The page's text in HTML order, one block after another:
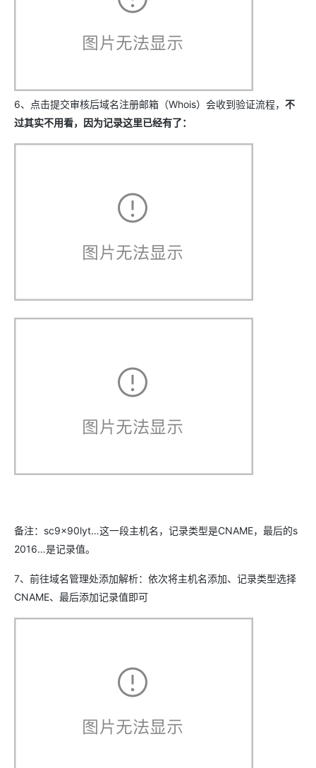
6、点击提交审核后域名注册邮箱（Whois）会收到验证流程， 不
过其实不用看，因为记录这里已经有了：
备注：sc9x90lyt…这一段主机名，记录类型是CNAME，最后的s
2016…是记录值。
7、前往域名管理处添加解析：依次将主机名添加、记录类型选择
CNAME、最后添加记录值即可